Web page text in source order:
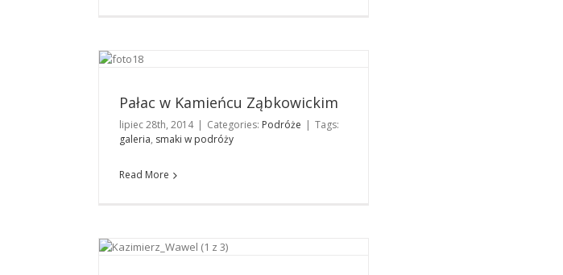
Pałac w Kamieńcu Ząbkowickim
lipiec 28th, 2014 | Categories: Podróże | Tags:
galeria, smaki w podróży
Read More
Krakowski Kazimierz